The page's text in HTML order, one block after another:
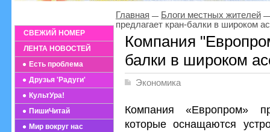
СВЕЖИЙ НОМЕР
ЛЕНТА НОВОСТЕЙ
Есть проблема
Друзья 'Радуги'
КультУра!
ПишиЧитай
Мир вокруг нас
Главная
Блоги местных жителей
предлагает кран-балки в широком
Компания
балки в широком
Экономика
Компания «Европром»
которые оснащаются